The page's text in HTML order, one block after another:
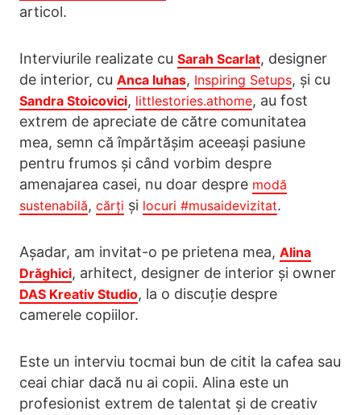
articol.
Interviurile realizate cu Sarah Scarlat, designer
de interior, cu Anca Iuhas, Inspiring Setups, și cu
Sandra Stoicovici, littlestories.athome, au fost
extrem de apreciate de către comunitatea
mea, semn că împărtășim aceeași pasiune
pentru frumos și când vorbim despre
amenajarea casei, nu doar despre modă
sustenabilă, cărți și locuri #musaidevizitat.
Așadar, am invitat-o pe prietena mea, Alina
Drăghici, arhitect, designer de interior și owner
DAS Kreativ Studio, la o discuție despre
camerele copiilor.
Este un interviu tocmai bun de citit la cafea sau
ceai chiar dacă nu ai copii. Alina este un
profesionist extrem de talentat și de creativ